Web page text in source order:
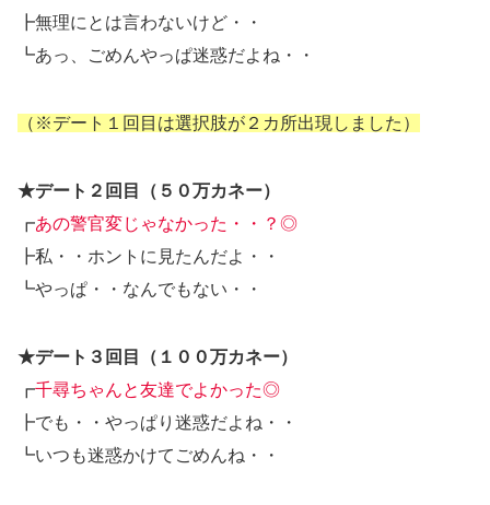
┣無理にとは言わないけど・・
┗あっ、ごめんやっぱ迷惑だよね・・
（※デート１回目は選択肢が２カ所出現しました）
★デート２回目（５０万カネー）
┏あの警官変じゃなかった・・？◎
┣私・・ホントに見たんだよ・・
┗やっぱ・・なんでもない・・
★デート３回目（１００万カネー）
┏千尋ちゃんと友達でよかった◎
┣でも・・やっぱり迷惑だよね・・
┗いつも迷惑かけてごめんね・・